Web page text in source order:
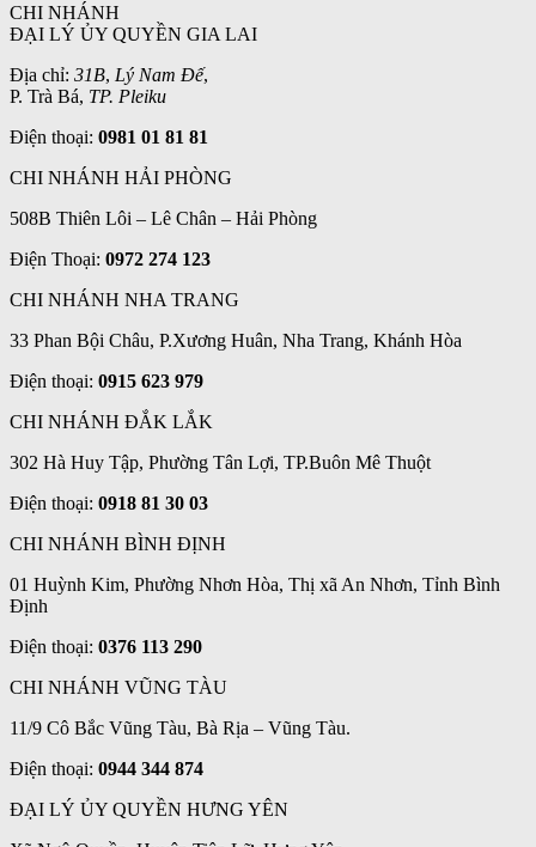
CHI NHÁNH
ĐẠI LÝ ỦY QUYỀN GIA LAI
Địa chỉ: 31B, Lý Nam Đế,
P. Trà Bá, TP. Pleiku
Điện thoại: 0981 01 81 81
CHI NHÁNH HẢI PHÒNG
508B Thiên Lôi – Lê Chân – Hải Phòng
Điện Thoại: 0972 274 123
CHI NHÁNH NHA TRANG
33 Phan Bội Châu, P.Xương Huân, Nha Trang, Khánh Hòa
Điện thoại: 0915 623 979
CHI NHÁNH ĐẮK LẮK
302 Hà Huy Tập, Phường Tân Lợi, TP.Buôn Mê Thuột
Điện thoại: 0918 81 30 03
CHI NHÁNH BÌNH ĐỊNH
01 Huỳnh Kim, Phường Nhơn Hòa, Thị xã An Nhơn, Tỉnh Bình
Định
Điện thoại: 0376 113 290
CHI NHÁNH VŨNG TÀU
11/9 Cô Bắc Vũng Tàu, Bà Rịa – Vũng Tàu.
Điện thoại: 0944 344 874
ĐẠI LÝ ỦY QUYỀN HƯNG YÊN